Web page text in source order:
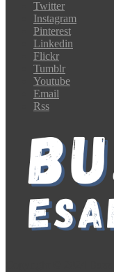
Twitter
Instagram
Pinterest
Linkedin
Flickr
Tumblr
Youtube
Email
Rss